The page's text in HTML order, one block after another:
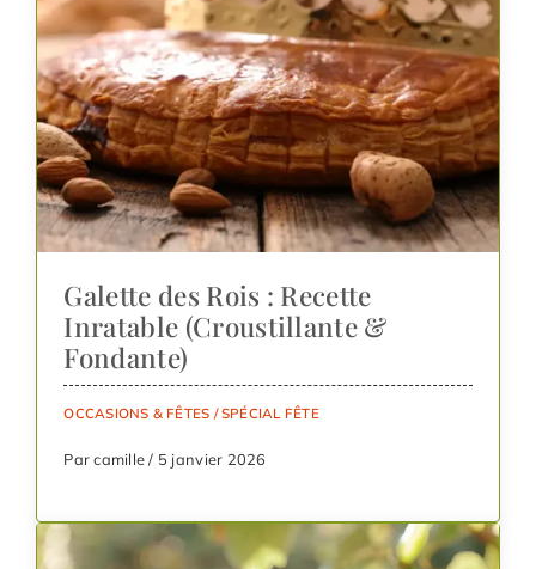
Galette des Rois : Recette
Inratable (Croustillante &
Fondante)
OCCASIONS & FÊTES /SPÉCIAL FÊTE
Par camille / 5 janvier 2026